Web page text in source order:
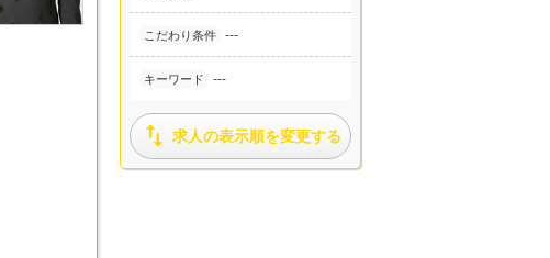
こだわり条件 ---
キーワード ---
 求人の表示順を変更する